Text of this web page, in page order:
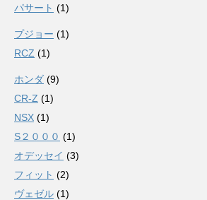
パサート (1)
プジョー (1)
RCZ (1)
ホンダ (9)
CR-Z (1)
NSX (1)
S２０００ (1)
オデッセイ (3)
フィット (2)
ヴェゼル (1)